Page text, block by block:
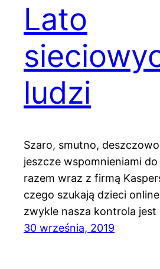
Lato
ludzi
Szaro, smutno,
jeszcze wspomnieniami
razem wraz z firmą
czego szukają dzieci
zwykle nasza kontrola jest
30 września, 2019